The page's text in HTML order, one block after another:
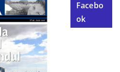
Facebo
ok